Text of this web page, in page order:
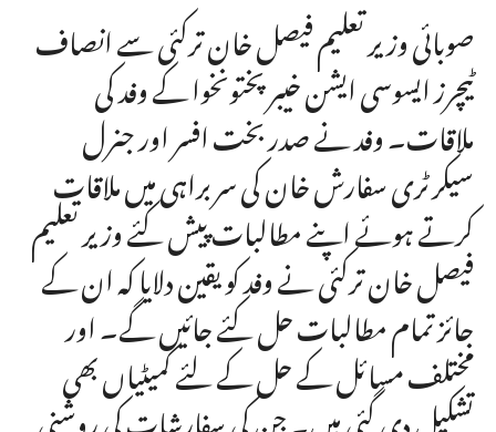
صوبائی وزیر تعلیم فیصل خان ترکئی سے انصاف
ٹیچرز ایسوسی ایشن خیبر پختونخوا کے وفد کی
ملاقات۔ وفد نے صدر بخت افسر اور جنرل
سیکرٹری سفارش خان کی سربراہی میں ملاقات
کرتے ہوئے اپنے مطالبات پیش کئے وزیر تعلیم
فیصل خان ترکئی نے وفد کو یقین دلایا کہ ان کے
جائز تمام مطالبات حل کئے جائیں گے۔ اور
مختلف مسائل کے حل کے لئے کمیٹیاں بھی
تشکیل دی گئی ہیں۔ جن کی سفارشات کی روشنی